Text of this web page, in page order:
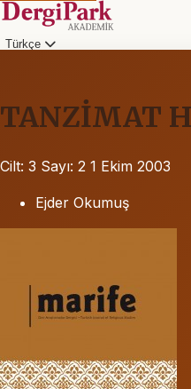
Türkçe
TANZİMAT
Cilt: 3 Sayı: 2 1 Ekim 2003
Ejder Okumuş